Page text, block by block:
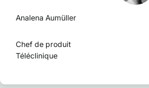
Analena Aumüller
Chef de produit
Téléclinique